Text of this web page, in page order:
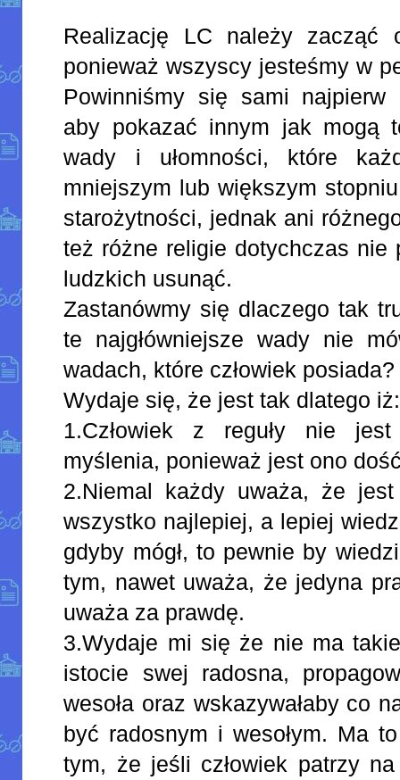
Realizację LC należy zacząć
ponieważ wszyscy jesteśmy w
Powinniśmy się sami najpierw
aby pokazać innym jak mogą
wady i ułomności, które
mniejszym lub większym
starożytności, jednak ani
też różne religie dotychczas nie
ludzkich usunąć.
Zastanówmy się dlaczego tak
te najgłówniejsze wady nie
wadach, które człowiek posiada?
Wydaje się, że jest tak dlatego iż:
1.Człowiek z reguły nie
myślenia, ponieważ jest ono
2.Niemal każdy uważa, że
wszystko najlepiej, a lepiej
gdyby mógł, to pewnie by
tym, nawet uważa, że jedyna
uważa za prawdę.
3.Wydaje mi się że nie ma
istocie swej radosna,
wesoła oraz wskazywałaby co
być radosnym i wesołym. Ma
tym, że jeśli człowiek patrzy